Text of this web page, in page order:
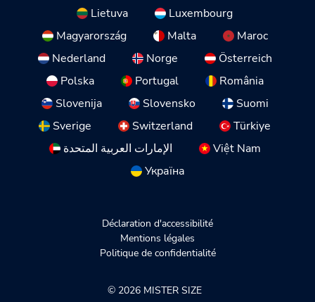
Lietuva
Luxembourg
Magyarország
Malta
Maroc
Nederland
Norge
Österreich
Polska
Portugal
România
Slovenija
Slovensko
Suomi
Sverige
Switzerland
Türkiye
الإمارات العربية المتحدة
Việt Nam
Україна
Déclaration d'accessibilité
Mentions légales
Politique de confidentialité
© 2026 MISTER SIZE